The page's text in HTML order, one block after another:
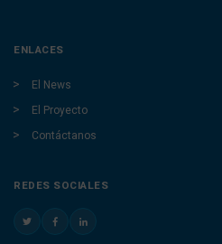
ENLACES
El News
El Proyecto
Contáctanos
REDES SOCIALES